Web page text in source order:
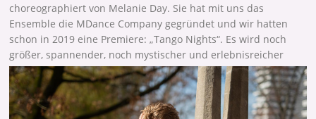
choreographiert von Melanie Day. Sie hat mit uns das
Ensemble die MDance Company gegründet und wir hatten
schon in 2019 eine Premiere: „Tango Nights“. Es wird noch
größer, spannender, noch mystischer und erlebnisreicher